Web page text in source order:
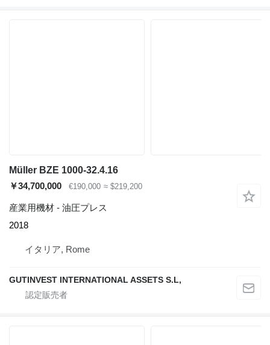
Müller BZE 1000-32.4.16
￥34,700,000
€190,000 ≈ $219,200
産業用機材 - 油圧プレス
2018
イタリア, Rome
GUTINVEST INTERNATIONAL ASSETS S.L,